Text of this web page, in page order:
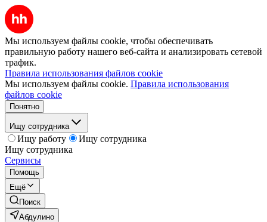
Мы используем файлы cookie, чтобы обеспечивать
правильную работу нашего веб-сайта и анализировать сетевой
трафик.
Правила использования файлов cookie
Мы используем файлы cookie. Правила использования
файлов cookie
Понятно
Ищу сотрудника
Ищу работу
Ищу сотрудника
Ищу сотрудника
Сервисы
Помощь
Ещё
Поиск
Абдулино